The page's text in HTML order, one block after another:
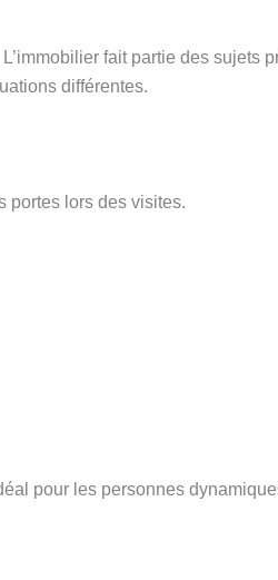
fait partie des sujets
différentes.
portes lors des visites.
pour les personnes